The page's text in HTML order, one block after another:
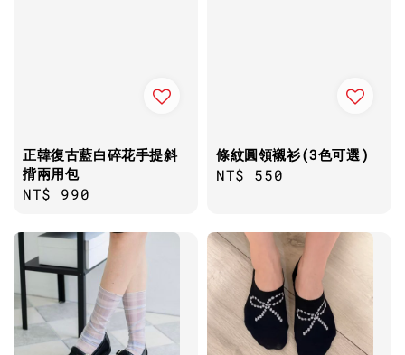
正韓復古藍白碎花手提斜
揹兩用包
Regular
NT$ 990
條紋圓領襯衫(3色可選)
Regular
NT$ 550